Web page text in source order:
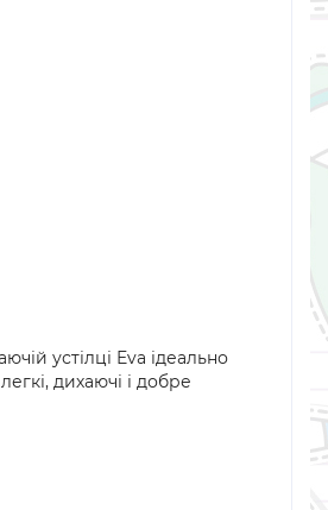
устілці Eva ідеально
дихаючі і добре